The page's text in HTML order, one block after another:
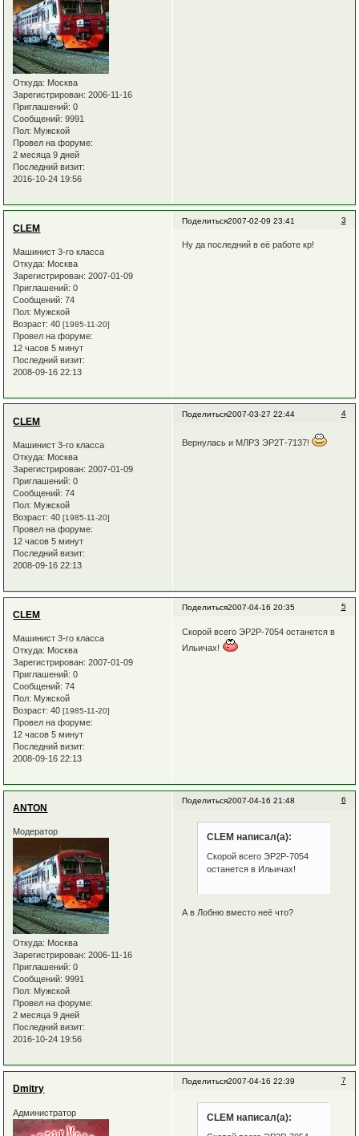
Откуда: Москва
Зарегистрирован: 2006-11-16
Приглашений: 0
Сообщений: 9991
Пол: Мужской
Провел на форуме:
2 месяца 9 дней
Последний визит:
2016-10-24 19:56
Поделиться 3
2007-02-09 23:41
CLEM
Машинист 3-го класса
Откуда: Москва
Зарегистрирован: 2007-01-09
Приглашений: 0
Сообщений: 74
Пол: Мужской
Возраст: 40[1985-11-20]
Провел на форуме:
12 часов 5 минут
Последний визит:
2008-09-16 22:13
Ну да последний в её работе кр!
Поделиться 4
2007-03-27 22:44
CLEM
Машинист 3-го класса
Откуда: Москва
Зарегистрирован: 2007-01-09
Приглашений: 0
Сообщений: 74
Пол: Мужской
Возраст: 40[1985-11-20]
Провел на форуме:
12 часов 5 минут
Последний визит:
2008-09-16 22:13
Вернулась и МЛРЗ ЭР2Т-7137!
Поделиться 5
2007-04-16 20:35
CLEM
Машинист 3-го класса
Откуда: Москва
Зарегистрирован: 2007-01-09
Приглашений: 0
Сообщений: 74
Пол: Мужской
Возраст: 40[1985-11-20]
Провел на форуме:
12 часов 5 минут
Последний визит:
2008-09-16 22:13
Скорой всего ЭР2Р-7054 останется в
Ильичах!
Поделиться 6
2007-04-16 21:48
ANTON
Модератор
Откуда: Москва
Зарегистрирован: 2006-11-16
Приглашений: 0
Сообщений: 9991
Пол: Мужской
Провел на форуме:
2 месяца 9 дней
Последний визит:
2016-10-24 19:56
CLEM написал(а):
Скорой всего ЭР2Р-7054
останется в Ильичах!
А в Лобню вместо неё что?
Поделиться 7
2007-04-16 22:39
Dmitry
Администратор CLEM написал(а):